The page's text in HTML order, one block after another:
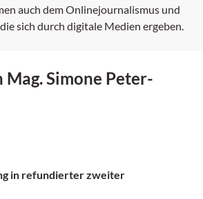
auch dem Onlinejournalismus und
sich durch digitale Medien ergeben.
Simone Peter-
in refundierter zweiter